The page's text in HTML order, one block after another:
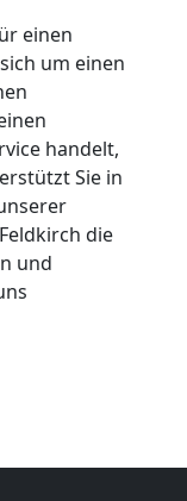
einen
um einen
handelt,
Sie in
die
und